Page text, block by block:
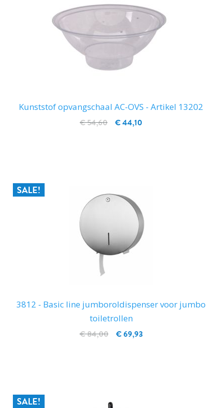
Kunststof opvangschaal AC-OVS - Artikel 13202
€ 44,10
€ 54,60
SALE!
3812 - Basic line jumboroldispenser voor jumbo
toiletrollen
€ 69,93
€ 84,00
SALE!